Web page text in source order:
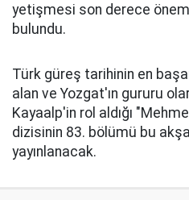
yetişmesi son derece
bulundu.
Türk güreş tarihinin en
alan ve Yozgat'ın gururu
Kayaalp'in rol aldığı
dizisinin 83. bölümü bu
yayınlanacak.